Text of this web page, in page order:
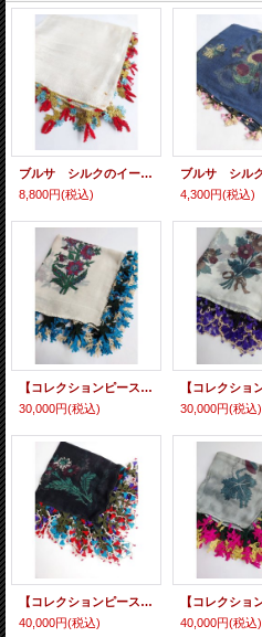
ブルサ シルクのイーネオヤ 厚みのある唐辛子のモチーフ クレープ
8,800円(税込)
4,300円(税込)
【コレクションピース】イズニック ムシュクレ村の伝統の巨大な平面のイーネオヤ シルク糸
30,000円(税込)
30,000円(税込)
【コレクションピース】イズニック ムシュクレ村の伝統の巨大な平面のイーネオヤ シルク糸
40,000円(税込)
40,000円(税込)